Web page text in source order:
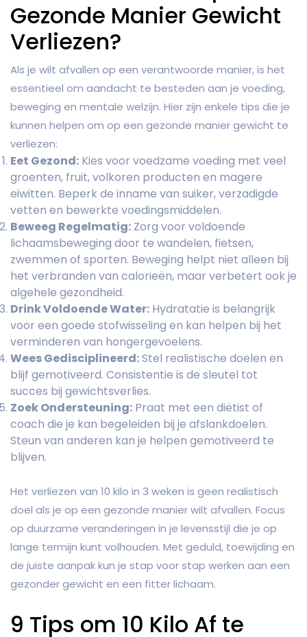
Gezonde Manier Gewicht
Verliezen?
Als je wilt afvallen op een verantwoorde manier, is het
essentieel om aandacht te besteden aan je voeding,
beweging en mentale welzijn. Hier zijn enkele tips die je
kunnen helpen om op een gezonde manier gewicht te
verliezen:
Eet Gezond: Kies voor voedzame voeding met veel
groenten, fruit, volkoren producten en magere
eiwitten. Beperk de inname van suiker, verzadigde
vetten en bewerkte voedingsmiddelen.
Beweeg Regelmatig: Zorg voor voldoende
lichaamsbeweging door te wandelen, fietsen,
zwemmen of sporten. Beweging helpt niet alleen bij
het verbranden van calorieën, maar verbetert ook je
algehele gezondheid.
Drink Voldoende Water: Hydratatie is belangrijk
voor een goede stofwisseling en kan helpen bij het
verminderen van hongergevoelens.
Wees Gedisciplineerd:Stel realistische doelen en
blijf gemotiveerd. Consistentie is de sleutel tot
succes bij gewichtsverlies.
Zoek Ondersteuning: Praat met een diëtist of
coach die je kan begeleiden bij je afslankdoelen.
Steun van anderen kan je helpen gemotiveerd te
blijven.
Het verliezen van 10 kilo in 3 weken is geen realistisch
doel als je op een gezonde manier wilt afvallen. Focus
op duurzame veranderingen in je levensstijl die je op
lange termijn kunt volhouden. Met geduld, toewijding en
de juiste aanpak kun je stap voor stap werken aan een
gezonder gewicht en een fitter lichaam.
9 Tips om 10 Kilo Af te